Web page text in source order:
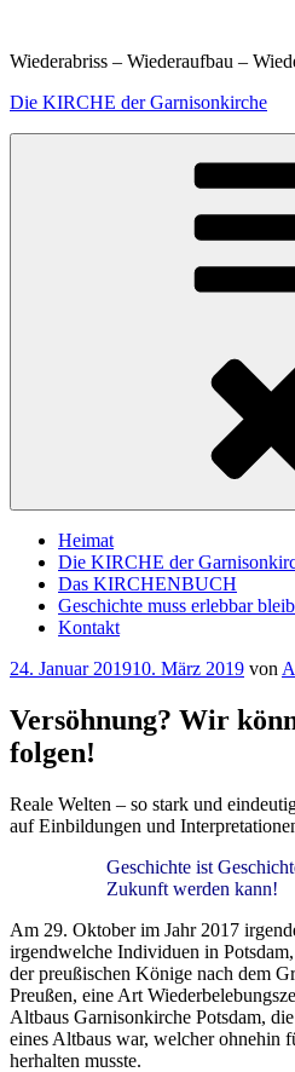
Inhalt
Wiederabriss – Wiederaufbau –
Die KIRCHE der Garnisonkirche
Heimat
Die KIRCHE der
Das KIRCHENBUCH
Geschichte muss erlebbar
Kontakt
Veröffentlicht
24. Januar 201910. März 2019 von
Versöhnung? Wir
folgen!
Reale Welten – so stark und
auf Einbildungen und
Geschichte ist
Zukunft werden kann!
Am 29. Oktober im Jahr 2017
irgendwelche Individuen in
der preußischen Könige nach dem
Preußen, eine Art
Altbaus Garnisonkirche Potsdam,
eines Altbaus war, welcher ohnehin
herhalten musste.